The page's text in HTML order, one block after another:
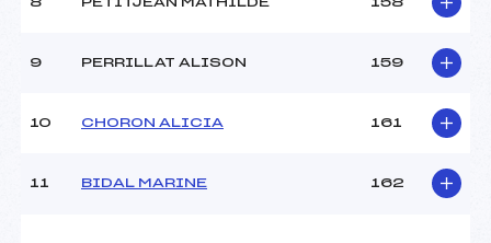
8 PETITJEAN MATHILDE 158
9 PERRILLAT ALISON 159
10 CHORON ALICIA 161
11 BIDAL MARINE 162